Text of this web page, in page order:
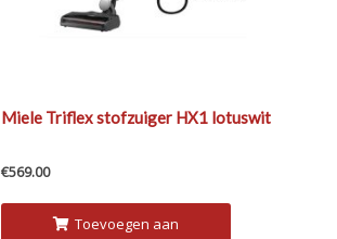
Miele Triflex stofzuiger HX1 lotuswit
€569.00
Toevoegen aan